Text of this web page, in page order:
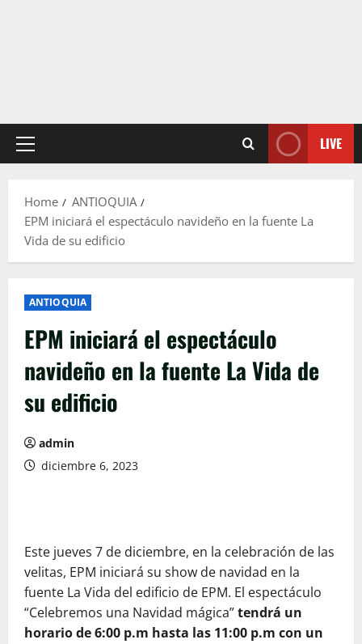
Primary
LIVE
Home
ANTIOQUIA
EPM iniciará el espectáculo navideño en la fuente La
Vida de su edificio
ANTIOQUIA
EPM iniciará el espectáculo
navideño en la fuente La Vida de
su edificio
admin
diciembre 6, 2023
Este jueves 7 de diciembre, en la celebración de las
velitas, EPM iniciará su show de navidad en la
fuente La Vida del edificio de EPM. El espectáculo
“Celebremos una Navidad mágica”tendrá un
horario de 6:00 p.m hasta las 11:00 p.m con un